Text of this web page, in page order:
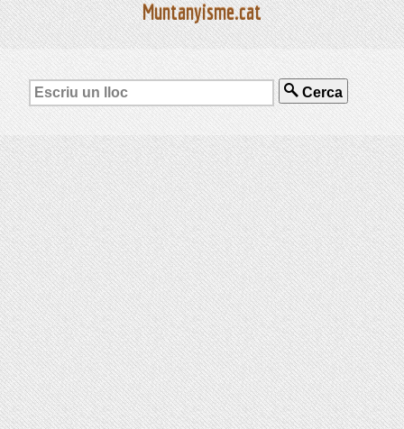
Muntanyisme.cat
Cerca